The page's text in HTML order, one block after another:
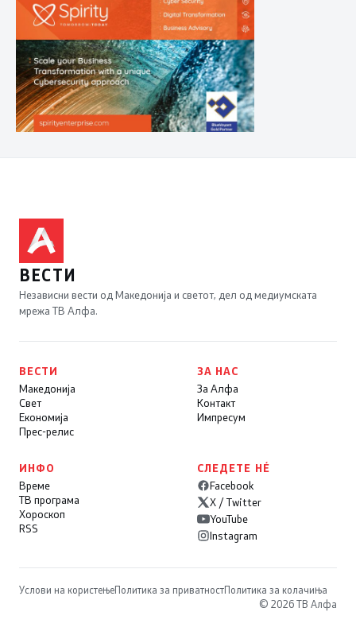
ВЕСТИ
Независни вести од Македонија и светот, дел од медиумската
мрежа ТВ Алфа.
ВЕСТИ
Македонија
Свет
Економија
Прес-релис
ЗА НАС
За Алфа
Контакт
Импресум
ИНФО
Време
ТВ програма
Хороскоп
RSS
СЛЕДЕТЕ НÉ
Facebook
X / Twitter
YouTube
Instagram
Услови на користењеПолитика за приватностПолитика за колачиња
© 2026 ТВ Алфа